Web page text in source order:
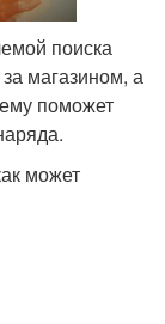
поиска
магазином, а
поможет
может